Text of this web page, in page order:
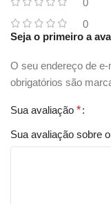
0
0
Seja o primeiro a
O seu endereço de
obrigatórios são
Sua avaliação *
Sua avaliação sobre